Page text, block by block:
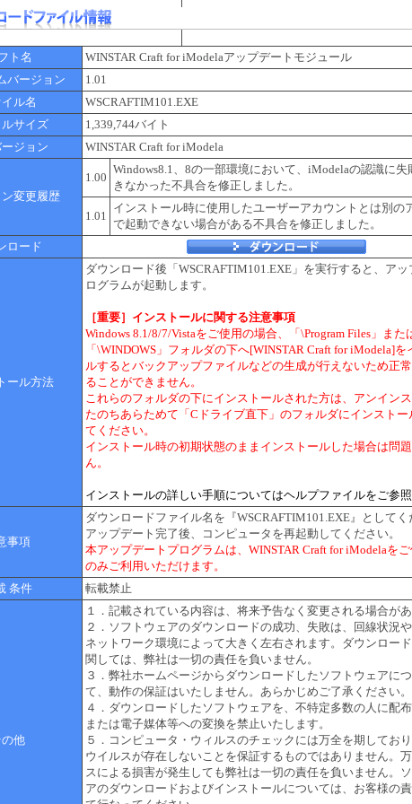
ト名
WINSTAR Craft for iModelaアップデートモジュール
バージョン
1.01
ル名
WSCRAFTIM101.EXE
サイズ
1,339,744バイト
ジョン
WINSTAR Craft for iModela
変更履歴
1.00
Windows8.1、8の一部環境において、iModelaの認識に失
きなかった不具合を修正しました。
1.01
インストール時に使用したユーザーアカウントとは別の
で起動できない場合がある不具合を修正しました。
ロード
ール方法
ダウンロード後「WSCRAFTIM101.EXE」を実行すると、ア
ログラムが起動します。
［重要］インストールに関する注意事項
Windows 8.1/8/7/Vistaをご使用の場合、「\Program Files」また
「\WINDOWS」フォルダの下へ[WINSTAR Craft for iModela]を
ルするとバックアップファイルなどの生成が行えないため正
ることができません。
これらのフォルダの下にインストールされた方は、アンイン
たのちあらためて「Cドライブ直下」のフォルダにインストー
てください。
インストール時の初期状態のままインストールした場合は問
ん。
インストールの詳しい手順についてはヘルプファイルをご参照
事項
ダウンロードファイル名を『WSCRAFTIM101.EXE』としてく
アップデート完了後、コンピュータを再起動してください。
本アップデートプログラムは、WINSTAR Craft for iModelaを
のみご利用いただけます。
条件
転載禁止
他
１．記載されている内容は、将来予告なく変更される場合があ
２．ソフトウェアのダウンロードの成功、失敗は、回線状況
ネットワーク環境によって大きく左右されます。ダウンロー
関しては、弊社は一切の責任を負いません。
３．弊社ホームページからダウンロードしたソフトウェアに
て、動作の保証はいたしません。あらかじめご了承ください。
４．ダウンロードしたソフトウェアを、不特定多数の人に配布
または電子媒体等への変換を禁止いたします。
５．コンピュータ・ウィルスのチェックには万全を期しており
ウイルスが存在しないことを保証するものではありません。
スによる損害が発生しても弊社は一切の責任を負いません。
アのダウンロードおよびインストールについては、お客様の